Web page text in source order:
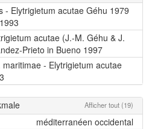
- Elytrigietum acutae Géhu 1979
acutae (J.-M. Géhu & J.
Prieto in Bueno 1997
- Elytrigietum acutae
Afficher tout (19)
méditerranéen occidental